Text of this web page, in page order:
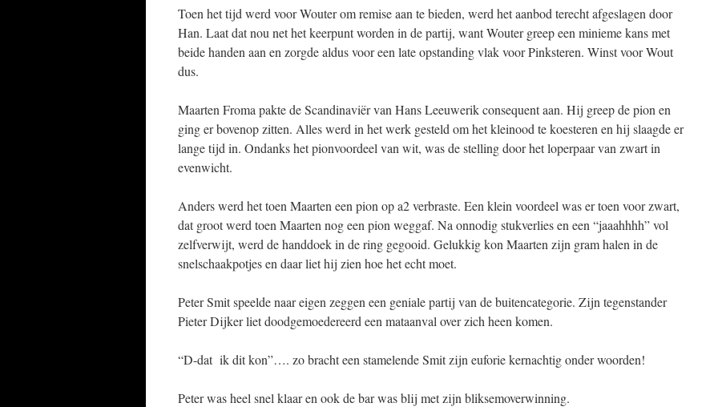
Toen het tijd werd voor Wouter om remise aan te bieden, werd het aanbod terecht afgeslagen door
Han. Laat dat nou net het keerpunt worden in de partij, want Wouter greep een minieme kans met
beide handen aan en zorgde aldus voor een late opstanding vlak voor Pinksteren. Winst voor Wout
dus.
Maarten Froma pakte de Scandinaviër van Hans Leeuwerik consequent aan. Hij greep de pion en
ging er bovenop zitten. Alles werd in het werk gesteld om het kleinood te koesteren en hij slaagde er
lange tijd in. Ondanks het pionvoordeel van wit, was de stelling door het loperpaar van zwart in
evenwicht.
Anders werd het toen Maarten een pion op a2 verbraste. Een klein voordeel was er toen voor zwart,
dat groot werd toen Maarten nog een pion weggaf. Na onnodig stukverlies en een “jaaahhhh” vol
zelfverwijt, werd de handdoek in de ring gegooid. Gelukkig kon Maarten zijn gram halen in de
snelschaakpotjes en daar liet hij zien hoe het echt moet.
Peter Smit speelde naar eigen zeggen een geniale partij van de buitencategorie. Zijn tegenstander
Pieter Dijker liet doodgemoedereerd een mataanval over zich heen komen.
“D-dat ik dit kon”…. zo bracht een stamelende Smit zijn euforie kernachtig onder woorden!
Peter was heel snel klaar en ook de bar was blij met zijn bliksemoverwinning.